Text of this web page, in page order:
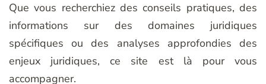
Que vous recherchiez des conseils pratiques, des
informations sur des domaines juridiques
spécifiques ou des analyses approfondies des
enjeux juridiques, ce site est là pour vous
accompagner.